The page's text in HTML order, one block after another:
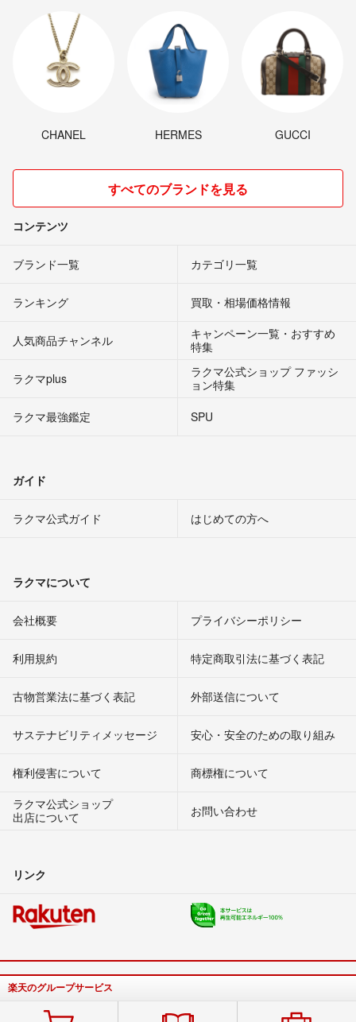
CHANEL HERMES GUCCI
すべてのブランドを見る
コンテンツ
ブランド一覧 カテゴリ一覧
ランキング 買取・相場価格情報
人気商品チャンネル
キャンペーン一覧・おすすめ
特集
ラクマplus
ラクマ公式ショップ ファッシ
ョン特集
ラクマ最強鑑定
SPU
ガイド
ラクマ公式ガイド はじめての方へ
ラクマについて
会社概要 プライバシーポリシー
利用規約 特定商取引法に基づく表記
古物営業法に基づく表記 外部送信について
サステナビリティメッセージ 安心・安全のための取り組み
権利侵害について
商標権について
ラクマ公式ショップ
出店について
お問い合わせ
リンク
楽天のグループサービス